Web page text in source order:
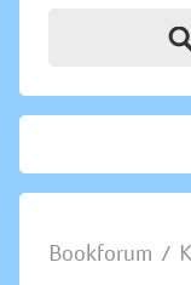
Bookforum /